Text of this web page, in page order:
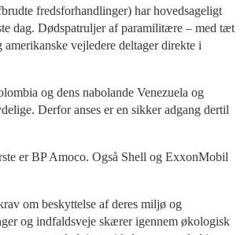
fredsforhandlinger) har hovedsageligt
dag. Dødspatruljer af paramilitære – med tæt
vejledere deltager direkte i
og dens nabolande Venezuela og
Derfor anses er en sikker adgang dertil
er BP Amoco. Også Shell og ExxonMobil
om beskyttelse af deres miljø og
og indfaldsveje skærer igennem økologisk